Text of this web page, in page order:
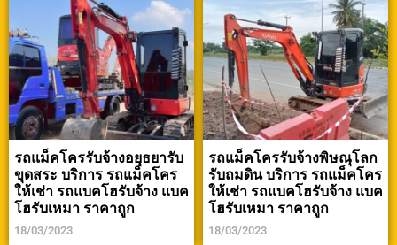
รถแม็คโครรับจ้างอยุธยารับ
ขุดสระ บริการ รถแม็คโคร
ให้เช่า รถแบคโฮรับจ้าง แบค
โฮรับเหมา ราคาถูก
18/03/2023
รถแม็คโครรับจ้างพิษณุโลก
รับถมดิน บริการ รถแม็คโคร
ให้เช่า รถแบคโฮรับจ้าง แบค
โฮรับเหมา ราคาถูก
18/03/2023